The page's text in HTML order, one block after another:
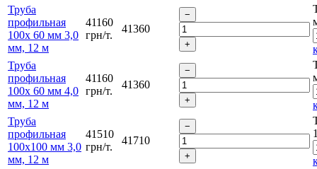
Труба
профильная
100х 60 мм 3,0
мм, 12 м
41160
грн/т.
41360
Труба
профильная
100х 60 мм 4,0
мм, 12 м
41160
грн/т.
41360
Труба
профильная
100х100 мм 3,0
мм, 12 м
41510
грн/т.
41710